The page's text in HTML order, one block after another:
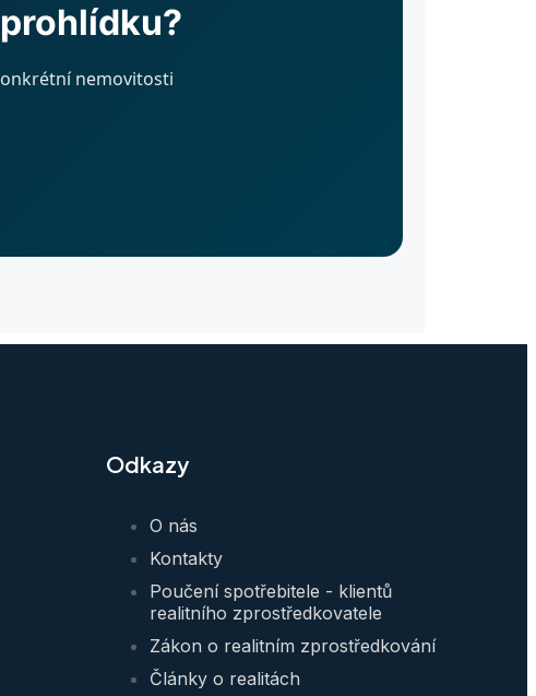
nemovitosti
Odkazy
O nás
Kontakty
Poučení spotřebitele - klientů
realitního zprostředkovatele
Zákon o realitním zprostředkování
Články o realitách